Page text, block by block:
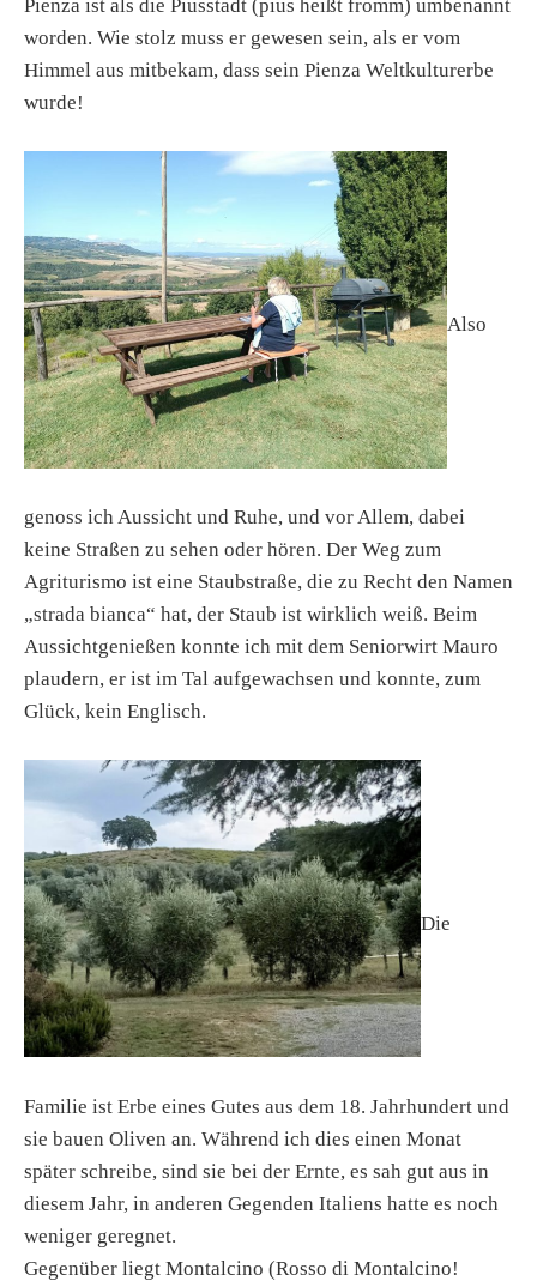
Pienza ist als die Piusstadt (pius heißt fromm) umbenannt
worden. Wie stolz muss er gewesen sein, als er vom
Himmel aus mitbekam, dass sein Pienza Weltkulturerbe
wurde!
Also
genoss ich Aussicht und Ruhe, und vor Allem, dabei
keine Straßen zu sehen oder hören. Der Weg zum
Agriturismo ist eine Staubstraße, die zu Recht den Namen
„strada bianca“ hat, der Staub ist wirklich weiß. Beim
Aussichtgenießen konnte ich mit dem Seniorwirt Mauro
plaudern, er ist im Tal aufgewachsen und konnte, zum
Glück, kein Englisch.
Die
Familie ist Erbe eines Gutes aus dem 18. Jahrhundert und
sie bauen Oliven an. Während ich dies einen Monat
später schreibe, sind sie bei der Ernte, es sah gut aus in
diesem Jahr, in anderen Gegenden Italiens hatte es noch
weniger geregnet.
Gegenüber liegt Montalcino (Rosso di Montalcino!